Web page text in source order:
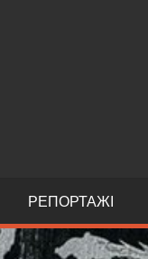
РЕПОРТАЖІ